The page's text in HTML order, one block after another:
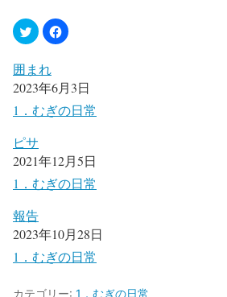
囲まれ
2023年6月3日
1．むぎの日常
ピサ
2021年12月5日
1．むぎの日常
報告
2023年10月28日
1．むぎの日常
カテゴリー: 1．むぎの日常